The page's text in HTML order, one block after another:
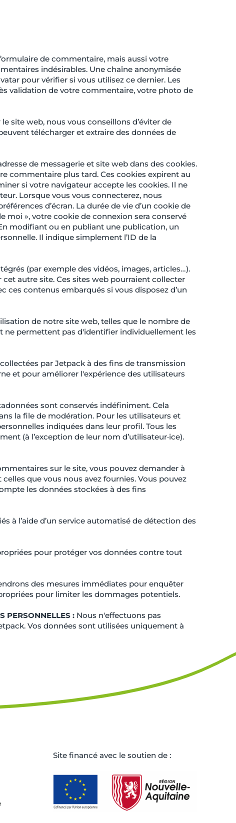
de commentaire, mais aussi votre
indésirables. Une chaîne anonymisée
pour vérifier si vous utilisez ce dernier. Les
validation de votre commentaire, votre photo de
site web, nous vous conseillons d’éviter de
télécharger et extraire des données de
de messagerie et site web dans des cookies.
commentaire plus tard. Ces cookies expirent au
si votre navigateur accepte les cookies. Il ne
Lorsque vous vous connecterez, nous
d’écran. La durée de vie d’un cookie de
moi », votre cookie de connexion sera conservé
modifiant ou en publiant une publication, un
Il indique simplement l’ID de la
(par exemple des vidéos, images, articles…).
autre site. Ces sites web pourraient collecter
ces contenus embarqués si vous disposez d’un
de notre site web, telles que le nombre de
ne permettent pas d'identifier individuellement les
par Jetpack à des fins de transmission
et pour améliorer l'expérience des utilisateurs
sont conservés indéfiniment. Cela
la file de modération. Pour les utilisateurs et
indiquées dans leur profil. Tous les
(à l’exception de leur nom d’utilisateur·ice).
sur le site, vous pouvez demander à
que vous nous avez fournies. Vous pouvez
les données stockées à des fins
à l’aide d’un service automatisé de détection des
pour protéger vos données contre tout
des mesures immédiates pour enquêter
pour limiter les dommages potentiels.
PERSONNELLES : Nous n'effectuons pas
Vos données sont utilisées uniquement à
Site ﬁnancé avec le soutien de :